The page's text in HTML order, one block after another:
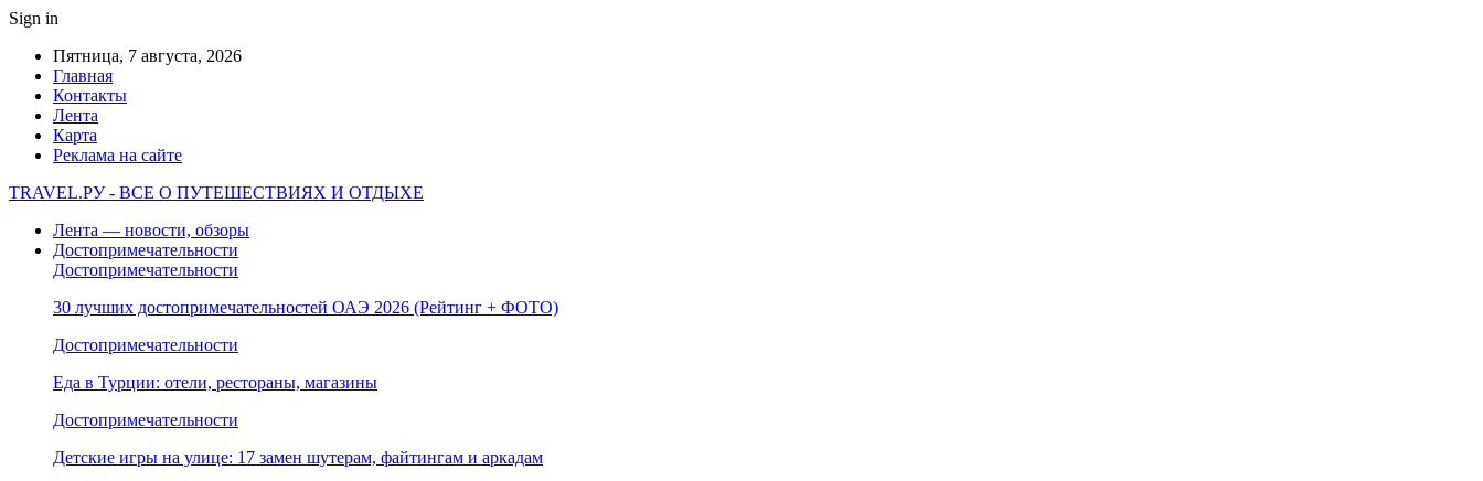
Sign in
Пятница, 7 августа, 2026
Главная
Контакты
Лента
Карта
Реклама на сайте
TRAVEL.РУ - ВСЕ О ПУТЕШЕСТВИЯХ И ОТДЫХЕ
Лента — новости, обзоры
Достопримечательности
Достопримечательности
30 лучших достопримечательностей ОАЭ 2026 (Рейтинг + ФОТО)
Достопримечательности
Еда в Турции: отели, рестораны, магазины
Достопримечательности
Детские игры на улице: 17 замен шутерам, файтингам и аркадам